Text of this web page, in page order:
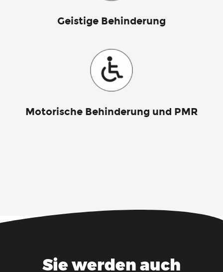
Geistige Behinderung
Motorische Behinderung und PMR
Sie werden auch